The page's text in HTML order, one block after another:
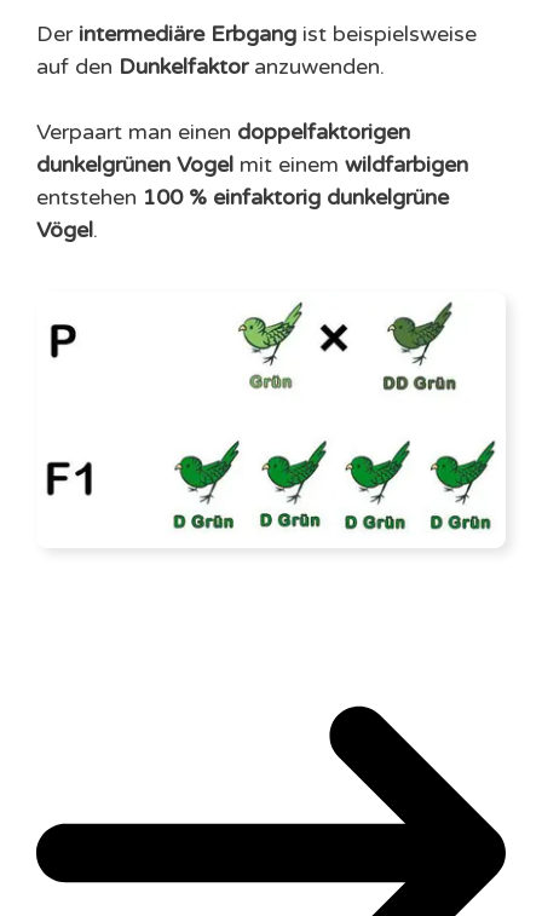
Der intermediäre Erbgang ist beispielsweise
auf den Dunkelfaktoranzuwenden.
Verpaart man einen doppelfaktorigen
dunkelgrünen Vogel mit einem wildfarbigen
entstehen 100 % einfaktorig dunkelgrüne
Vögel.